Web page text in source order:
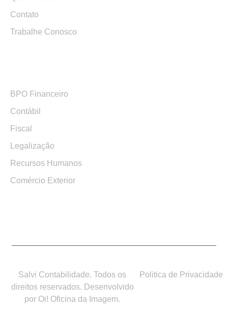
Contato
Trabalhe Conosco
BPO Financeiro
Contábil
Fiscal
Legalização
Recursos Humanos
Comércio Exterior
Salvi Contabilidade. Todos os
direitos reservados. Desenvolvido
por Oi! Oficina da Imagem.
Politica de Privacidade